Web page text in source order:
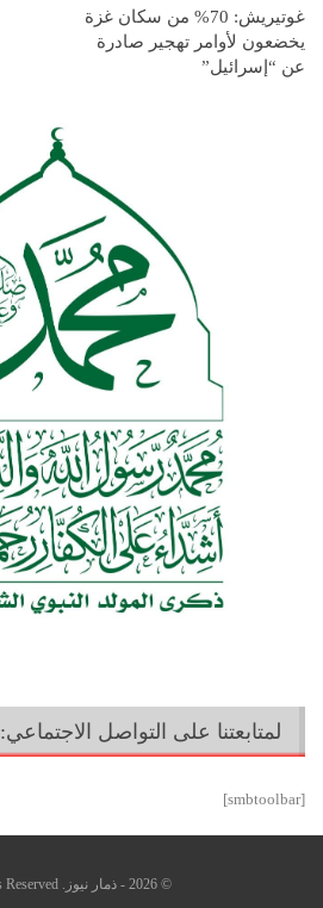
غوتيريش: 70% من سكان غزة
يخضعون لأوامر تهجير صادرة
عن “إسرائيل”
لمتابعتنا على التواصل الاجتماعي:
[smbtoolbar]
© 2026 - ذمار نيوز. All Rights Reserved.